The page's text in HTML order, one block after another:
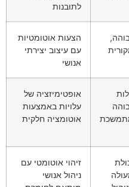
לתובנות
הצעות אוטומטיות
עם עיצוב יצירתי
אנושי
אופטימיזציה של
עלויות באמצעות
אוטומציה חלקית
זיהוי אוטומטי עם
ניהול אנושי